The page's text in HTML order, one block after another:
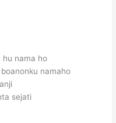
hu nama ho
namaho
sejati